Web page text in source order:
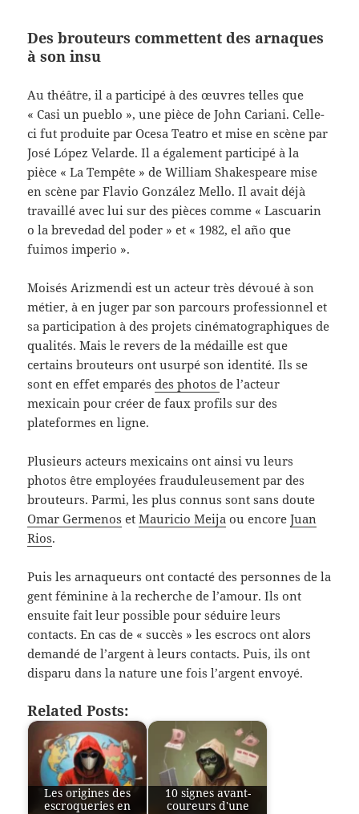
Des brouteurs commettent des arnaques
à son insu
Au théâtre, il a participé à des œuvres telles que
« Casi un pueblo », une pièce de John Cariani. Celle-
ci fut produite par Ocesa Teatro et mise en scène par
José López Velarde. Il a également participé à la
pièce « La Tempête » de William Shakespeare mise
en scène par Flavio González Mello. Il avait déjà
travaillé avec lui sur des pièces comme « Lascuarin
o la brevedad del poder » et « 1982, el año que
fuimos imperio ».
Moisés Arizmendi est un acteur très dévoué à son
métier, à en juger par son parcours professionnel et
sa participation à des projets cinématographiques de
qualités. Mais le revers de la médaille est que
certains brouteurs ont usurpé son identité. Ils se
sont en effet emparésdes photosde l’acteur
mexicain pour créer de faux profils sur des
plateformes en ligne.
Plusieurs acteurs mexicains ont ainsi vu leurs
photos être employées frauduleusement par des
brouteurs. Parmi, les plus connus sont sans doute
Omar Germenos etMauricio Meija ou encoreJuan
Rios.
Puis les arnaqueurs ont contacté des personnes de la
gent féminine à la recherche de l’amour. Ils ont
ensuite fait leur possible pour séduire leurs
contacts. En cas de « succès » les escrocs ont alors
demandé de l’argent à leurs contacts. Puis, ils ont
disparu dans la nature une fois l’argent envoyé.
Related Posts:
Les origines des
escroqueries en
10 signes avant-
coureurs d'une